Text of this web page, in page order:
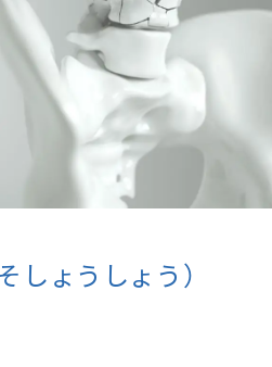
しょうしょう）